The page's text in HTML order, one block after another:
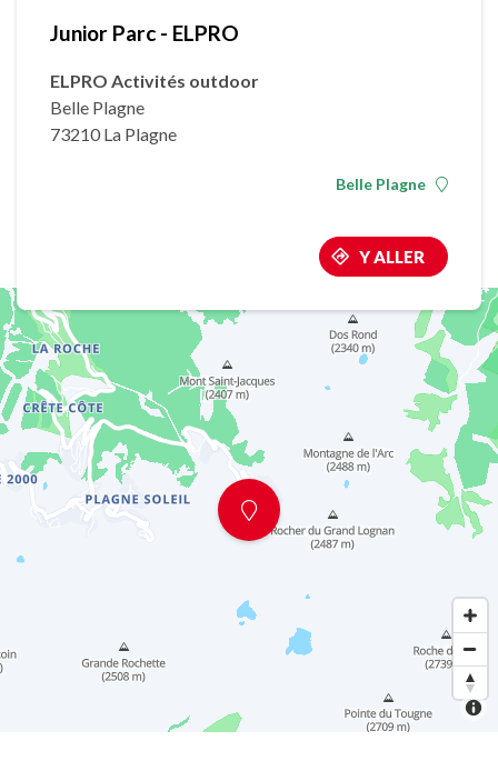
Junior Parc - ELPRO
ELPRO Activités outdoor
Belle Plagne
73210 La Plagne
Belle Plagne
Y ALLER